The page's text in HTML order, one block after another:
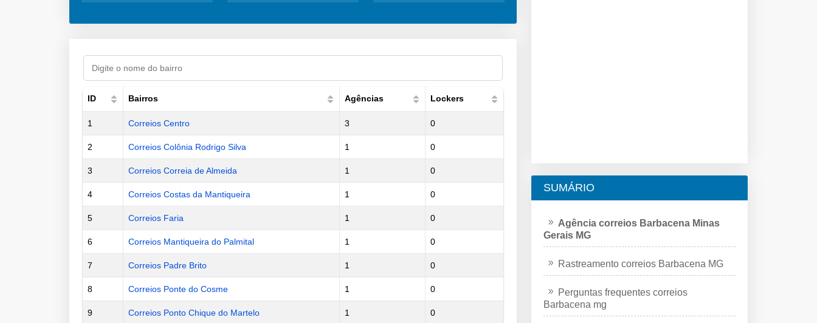
ID Bairros Agências Lockers
1 Correios Centro 3 0
2 Correios Colônia Rodrigo Silva 1 0
3 Correios Correia de Almeida 1 0
4 Correios Costas da Mantiqueira 1 0
5 Correios Faria 1 0
6 Correios Mantiqueira do Palmital 1 0
7 Correios Padre Brito 1 0
8 Correios Ponte do Cosme 1 0
9 Correios Ponto Chique do Martelo 1 0
SUMÁRIO
Agência correios Barbacena Minas
Gerais MG
Rastreamento correios Barbacena MG
Perguntas frequentes correios
Barbacena mg